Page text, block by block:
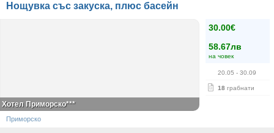
Нощувка със закуска, плюс басейн
30.00€
58.67лв
на човек
20.05 - 30.09
18 грабнати
Хотел Приморско***
Приморско